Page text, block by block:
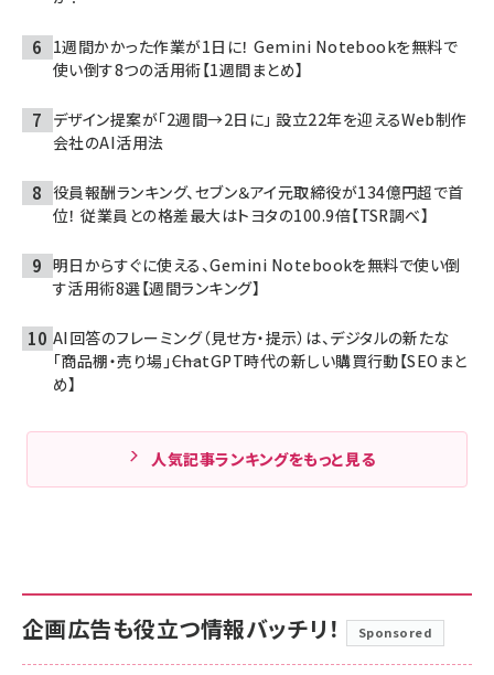
1週間かかった作業が1日に！ Gemini Notebookを無料で
使い倒す8つの活用術【1週間まとめ】
デザイン提案が「2週間→2日に」 設立22年を迎えるWeb制作
会社のAI活用法
役員報酬ランキング、セブン＆アイ元取締役が134億円超で首
位！ 従業員との格差最大はトヨタの100.9倍【TSR調べ】
明日からすぐに使える、Gemini Notebookを無料で使い倒
す活用術8選【週間ランキング】
AI回答のフレーミング（見せ方・提示）は、デジタルの新たな
「商品棚・売り場」――ChatGPT時代の新しい購買行動【SEOまと
め】
人気記事ランキングをもっと見る
企画広告も役立つ情報バッチリ！ Sponsored